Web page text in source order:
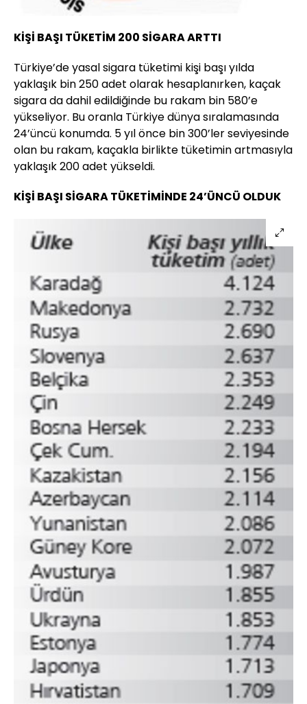
KİŞİ BAŞI TÜKETİM 200 SİGARA ARTTI
Türkiye’de yasal sigara tüketimi kişi başı yılda
yaklaşık bin 250 adet olarak hesaplanırken, kaçak
sigara da dahil edildiğinde bu rakam bin 580’e
yükseliyor. Bu oranla Türkiye dünya sıralamasında
24’üncü konumda. 5 yıl önce bin 300’ler seviyesinde
olan bu rakam, kaçakla birlikte tüketimin artmasıyla
yaklaşık 200 adet yükseldi.
KİŞİ BAŞI SİGARA TÜKETİMİNDE 24’ÜNCÜ OLDUK